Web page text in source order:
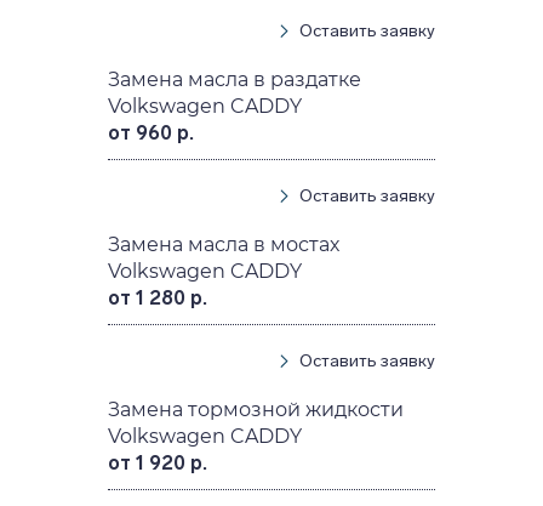
Оставить заявку
Замена масла в раздатке
Volkswagen CADDY
от 960 р.
Оставить заявку
Замена масла в мостах
Volkswagen CADDY
от 1 280 р.
Оставить заявку
Замена тормозной жидкости
Volkswagen CADDY
от 1 920 р.